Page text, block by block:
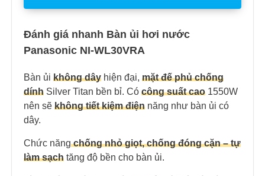
Đánh giá nhanh Bàn ủi hơi nước
Panasonic NI-WL30VRA
Bàn ủi không dây hiện đại, mặt đế phủ chống
dính Silver Titan bền bỉ. Có công suất cao 1550W
nên sẽ không tiết kiệm điện năng như bàn ủi có
dây.
Chức năngchống nhỏ giọt, chống đóng cặn – tự
làm sạch tăng độ bền cho bàn ủi.